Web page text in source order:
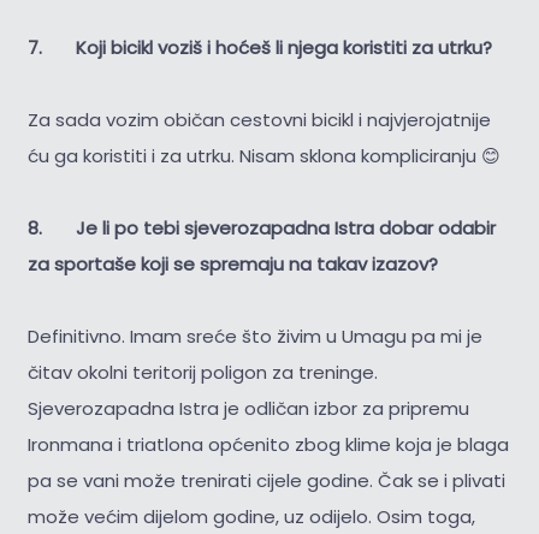
7. Koji bicikl voziš i hoćeš li njega koristiti za utrku?
Za sada vozim običan cestovni bicikl i najvjerojatnije
ću ga koristiti i za utrku. Nisam sklona kompliciranju 😊
8. Je li po tebi sjeverozapadna Istra dobar odabir
za sportaše koji se spremaju na takav izazov?
Definitivno. Imam sreće što živim u Umagu pa mi je
čitav okolni teritorij poligon za treninge.
Sjeverozapadna Istra je odličan izbor za pripremu
Ironmana i triatlona općenito zbog klime koja je blaga
pa se vani može trenirati cijele godine. Čak se i plivati
može većim dijelom godine, uz odijelo. Osim toga,